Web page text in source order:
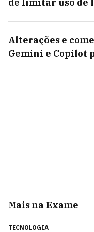
Alterações e
Gemini e Copilot
Mais na Exame
TECNOLOGIA